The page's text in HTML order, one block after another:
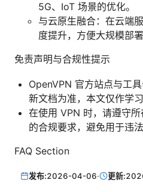
5G、IoT 场景的优化。
与云原生融合：在云端
度提升，方便大规模部署
免责声明与合规性提示
OpenVPN 官方站点与工
新文档为准，本文仅作学习
在使用 VPN 时，请遵守
的合规要求，避免用于违法
FAQ Section
发布:2026-04-06· 更新: